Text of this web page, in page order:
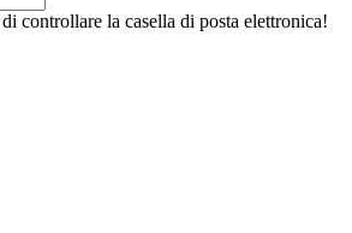
controllare la casella di posta elettronica!